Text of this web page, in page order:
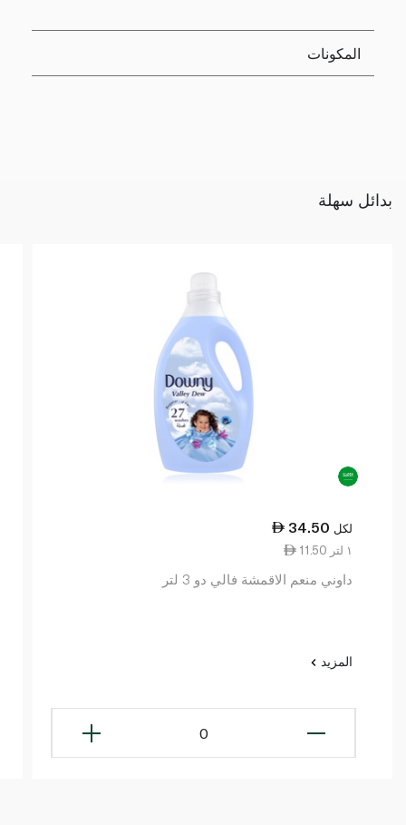
المكونات
بدائل سهلة
34.50 لكل
11.50 ١ لتر
داوني منعم الاقمشة فالي دو 3 لتر
المزيد
0